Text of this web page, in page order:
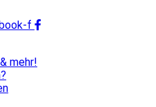
f
mehr!